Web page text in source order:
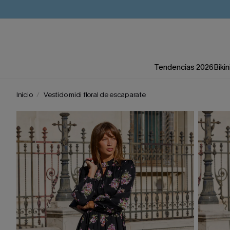
Tendencias 2026
Inicio Vestido midi floral de escaparate